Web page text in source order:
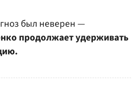
был неверен —
продолжает удерживать